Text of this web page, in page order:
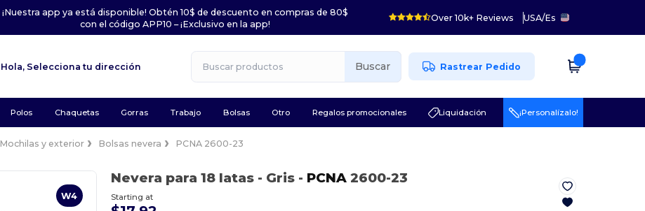
¡Nuestra app ya está disponible! Obtén 10$ de descuento en compras de 80$
con el código APP10 – ¡Exclusivo en la app!
Over 10k+ Reviews USA/Es
Hola, Selecciona tu dirección Buscar Rastrear Pedido
Polos Chaquetas Gorras Trabajo Bolsas Otro Regalos promocionales Liquidación ¡Personalízalo!
Mochilas y exterior Bolsas nevera PCNA 2600-23
W4
Nevera para 18 latas - Gris- PCNA2600-23
Starting at